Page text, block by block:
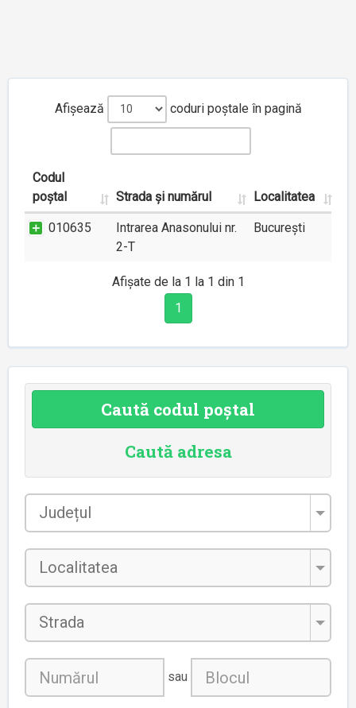
Afișează coduri poștale în pagină
Codul
poștal
Strada și numărul Localitatea
010635
Intrarea Anasonului nr.
2-T
București
Afișate de la 1 la 1 din 1
1
Caută codul poștal
Caută adresa
Județul
Localitatea
Strada
sau